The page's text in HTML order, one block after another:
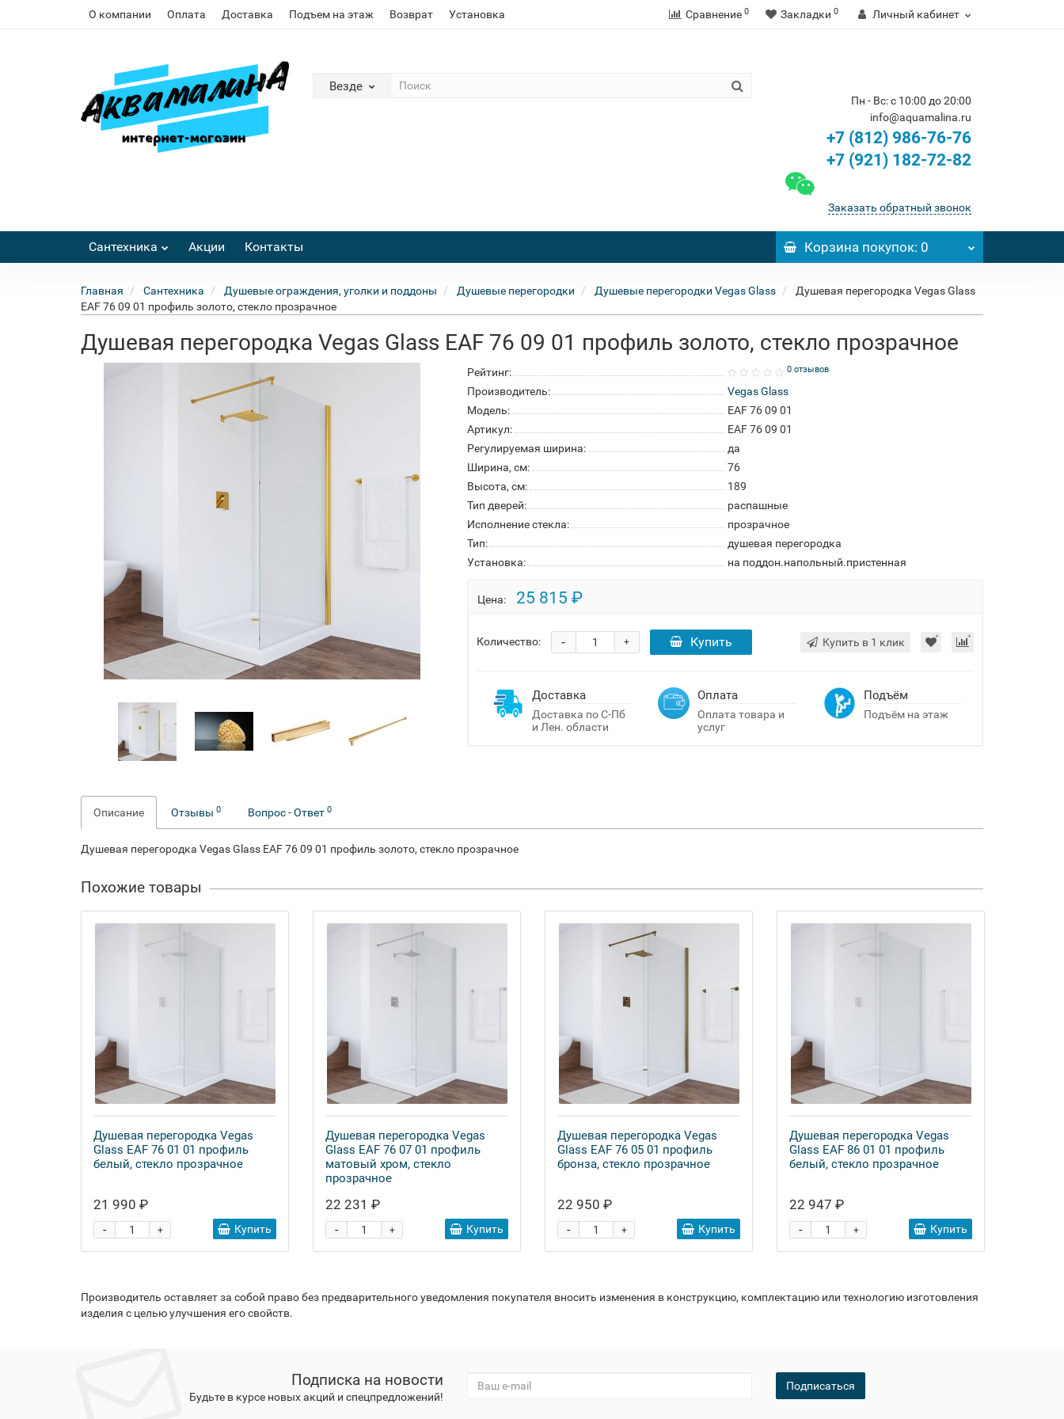
О компании Оплата Доставка Подъем на этаж Возврат Установка Сравнение 0 Закладки 0 Личный кабинет
Везде
Пн - Вс: с 10:00 до 20:00
info@aquamalina.ru
+7 (812) 986-76-76
+7 (921) 182-72-82
Заказать обратный звонок
Сантехника Акции Контакты Корзинапокупок: 0
Главная Сантехника Душевые ограждения, уголки и поддоны Душевые перегородки Душевые перегородки Vegas Glass
Душевая перегородка Vegas Glass
EAF 76 09 01 профиль золото, стекло прозрачное
Душевая перегородка Vegas Glass EAF 76 09 01 профиль золото, стекло прозрачное
Рейтинг: 0 отзывов
Производитель:
Vegas Glass
Модель:
EAF 76 09 01
Артикул:
EAF 76 09 01
Регулируемая ширина:
да
Ширина, см:
76
Высота, см:
189
Тип дверей:
распашные
Исполнение стекла:
прозрачное
Тип:
душевая перегородка
Установка:
на поддон.напольный.пристенная
Цена: 25 815 ₽
Количество: +
- Купить Купить в 1 клик
Доставка
Доставка по С-Пб
и Лен. области
Оплата
Оплата товара и
услуг
Подъём
Подъём на этаж
Описание Отзывы 0 Вопрос - Ответ 0
Душевая перегородка Vegas Glass EAF 76 09 01 профиль золото, стекло прозрачное
Похожие товары
Душевая перегородка Vegas
Glass EAF 76 01 01 профиль
белый, стекло прозрачное
21 990 ₽
+
- Купить
Душевая перегородка Vegas
Glass EAF 76 07 01 профиль
матовый хром, стекло
прозрачное
22 231 ₽
+
- Купить
Душевая перегородка Vegas
Glass EAF 76 05 01 профиль
бронза, стекло прозрачное
22 950 ₽
+
- Купить
Душевая перегородка Vegas
Glass EAF 86 01 01 профиль
белый, стекло прозрачное
22 947 ₽
+
- Купить
Производитель оставляет за собой право без предварительного уведомления покупателя вносить изменения в конструкцию, комплектацию или технологию изготовления
изделия с целью улучшения его свойств.
Подписка на новости
Будьте в курсе новых акций и спецпредложений!
Подписаться